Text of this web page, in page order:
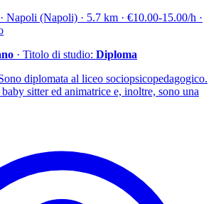
Napoli (Napoli) · 5.7 km · €10.00-15.00/h ·
· Titolo di studio: Diploma
diplomata al liceo sociopsicopedagogico.
sitter ed animatrice e, inoltre, sono una